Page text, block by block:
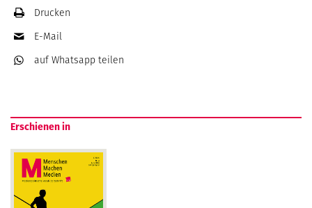
Drucken
E-Mail
auf Whatsapp teilen
Erschienen in